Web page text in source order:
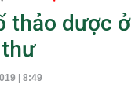
thảo dược
| 8:49